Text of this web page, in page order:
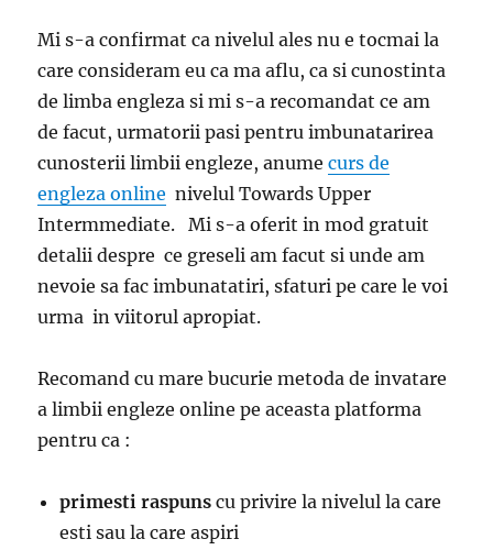
Mi s-a confirmat ca nivelul ales nu e tocmai la
care consideram eu ca ma aflu, ca si cunostinta
de limba engleza si mi s-a recomandat ce am
de facut, urmatorii pasi pentru imbunatarirea
cunosterii limbii engleze, anumecurs de
engleza online nivelul Towards Upper
Intermmediate. Mi s-a oferit in mod gratuit
detalii despre ce greseli am facut si unde am
nevoie sa fac imbunatatiri, sfaturi pe care le voi
urma in viitorul apropiat.
Recomand cu mare bucurie metoda de invatare
a limbii engleze online pe aceasta platforma
pentru ca :
primesti raspuns cu privire la nivelul la care
esti sau la care aspiri